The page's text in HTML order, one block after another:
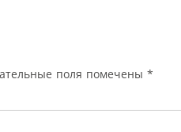
поля помечены *